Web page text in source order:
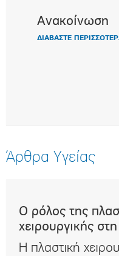
Ανακοίνωση
ΔΙΑΒΑΣΤΕ
Άρθρα Υγείας
Ο ρόλος της
χειρουργικής
Η πλαστική